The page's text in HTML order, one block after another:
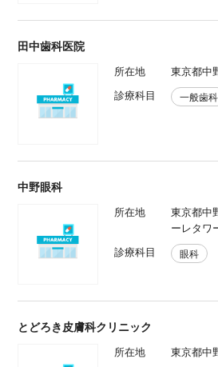
田中歯科医院
所在地
東京都中
診療科目
一般歯科
中野眼科
所在地
東京都中
ーレタワ
診療科目
眼科
とどろき皮膚科クリニック
所在地
東京都中